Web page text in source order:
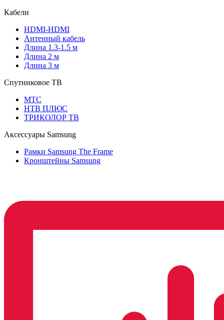
Кабели
HDMI-HDMI
Антенный кабель
Длина 1.3-1.5 м
Длина 2 м
Длина 3 м
Спутниковое ТВ
МТС
НТВ ПЛЮС
ТРИКОЛОР ТВ
Аксессуары Samsung
Рамки Samsung The Frame
Кронштейны Samsung